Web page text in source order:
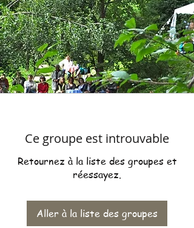
Ce groupe est introuvable
Retournez à la liste des groupes et
réessayez.
Aller à la liste des groupes